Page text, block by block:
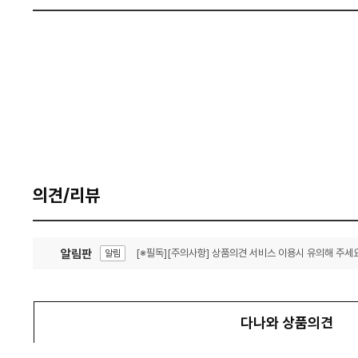
의견/리뷰
알림판 알림 [※필독][주의사항] 상품의견 서비스 이용시 유의해 주세
다나와 상품의견